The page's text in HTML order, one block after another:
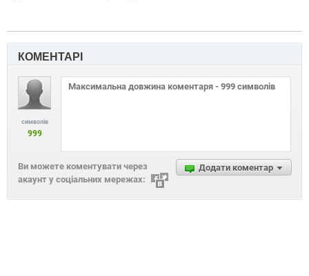
КОМЕНТАРІ
символів
999
Додати коментар
Ви можете коментувати через
акаунт у соціальних мережах: